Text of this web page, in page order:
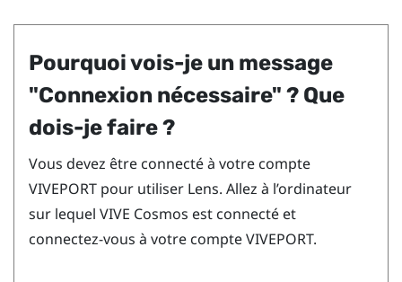
Pourquoi vois-je un message
"‍Connexion nécessaire"‍ ? Que
dois-je faire ?
Vous devez être connecté à votre compte
VIVEPORT pour utiliser Lens. Allez à l’ordinateur
sur lequel VIVE Cosmos est connecté et
connectez-vous à votre compteVIVEPORT.